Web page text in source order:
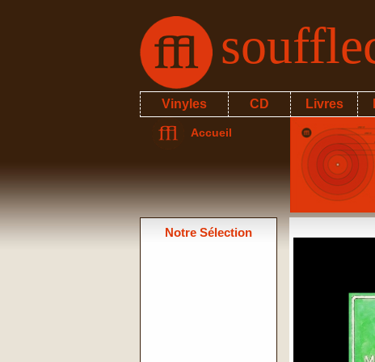
Vinyles CD Livres
Accueil
Notre Sélection